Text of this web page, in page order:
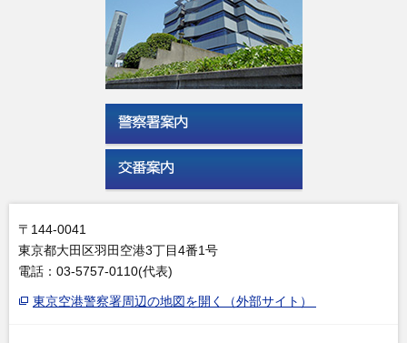
〒144-0041
東京都大田区羽田空港3丁目4番1号
電話：03-5757-0110(代表)
東京空港警察署周辺の地図を開く（外部サイト）